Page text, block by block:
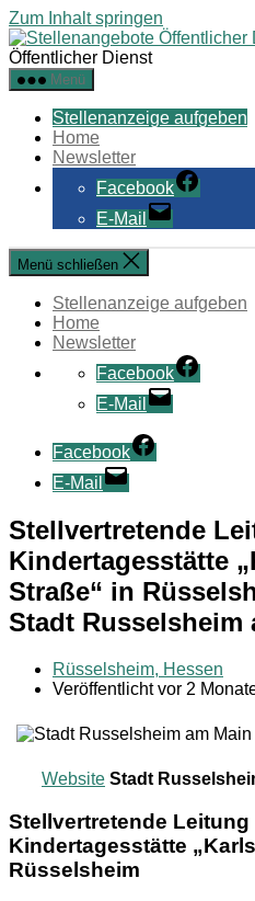
Zum Inhalt springen
Öffentlicher Dienst
Menü
Stellenanzeige aufgeben
Home
Newsletter
Facebook
E-Mail
Menü schließen
Stellenanzeige aufgeben
Home
Newsletter
Facebook
E-Mail
Facebook
E-Mail
Stellvertretende
Kindertagesstätte
Straße“ in
Stadt Russelsheim
Rüsselsheim, Hessen
Veröffentlicht vor 2
Website Stadt
Stellvertretende Leitung
Kindertagesstätte
Rüsselsheim